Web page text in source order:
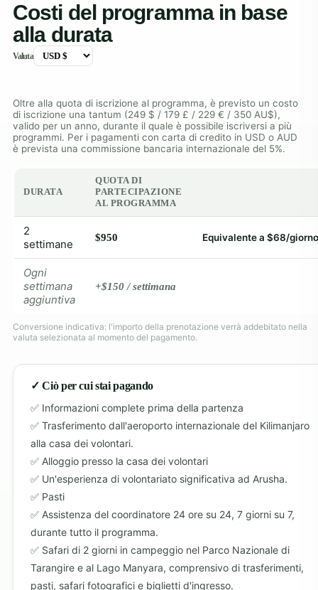
Costi del programma in base
alla durata
Valuta
Oltre alla quota di iscrizione al programma, è previsto un costo
di iscrizione una tantum (249 $ / 179 £ / 229 € / 350 AU$),
valido per un anno, durante il quale è possibile iscriversi a più
programmi. Per i pagamenti con carta di credito in USD o AUD
è prevista una commissione bancaria internazionale del 5%.
DURATA
QUOTA DI
PARTECIPAZIONE
AL PROGRAMMA
2
settimane
$950 Equivalente a $68/giorno
Ogni
settimana
aggiuntiva
+$150 / settimana
Conversione indicativa: l'importo della prenotazione verrà addebitato nella
valuta selezionata al momento del pagamento.
✓ Ciò per cui stai pagando
Informazioni complete prima della partenza
Trasferimento dall'aeroporto internazionale del Kilimanjaro
alla casa dei volontari.
Alloggio presso la casa dei volontari
Un'esperienza di volontariato significativa ad Arusha.
Pasti
Assistenza del coordinatore 24 ore su 24, 7 giorni su 7,
durante tutto il programma.
Safari di 2 giorni in campeggio nel Parco Nazionale di
Tarangire e al Lago Manyara, comprensivo di trasferimenti,
pasti, safari fotografici e biglietti d'ingresso.